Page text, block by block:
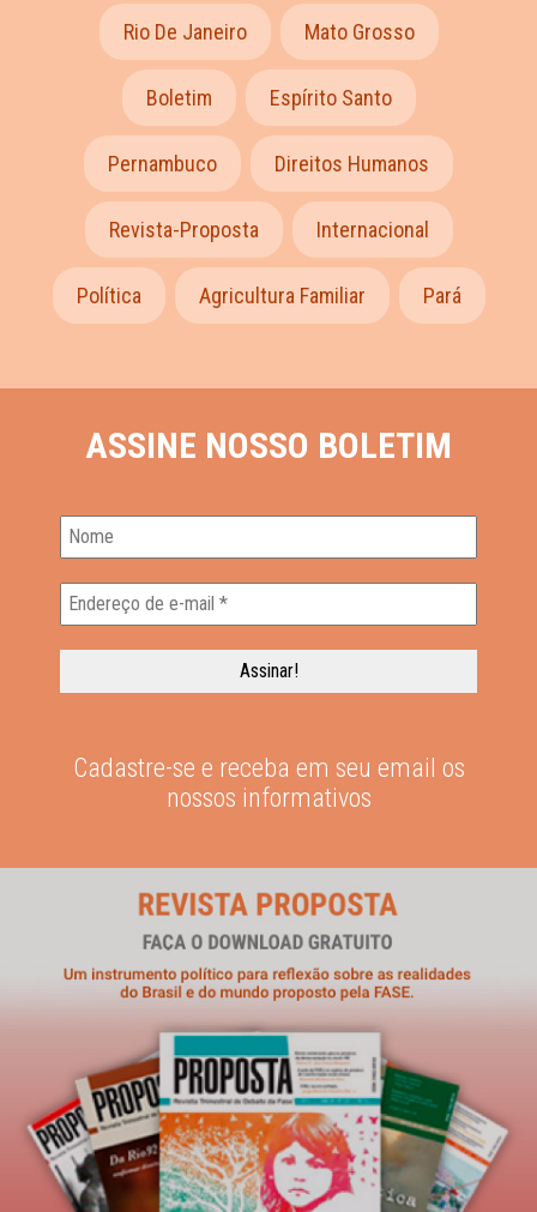
Rio De Janeiro Mato Grosso
Boletim Espírito Santo
Pernambuco Direitos Humanos
Revista-Proposta Internacional
Política Agricultura Familiar Pará
ASSINE NOSSO BOLETIM
Cadastre-se e receba em seu email os
nossos informativos